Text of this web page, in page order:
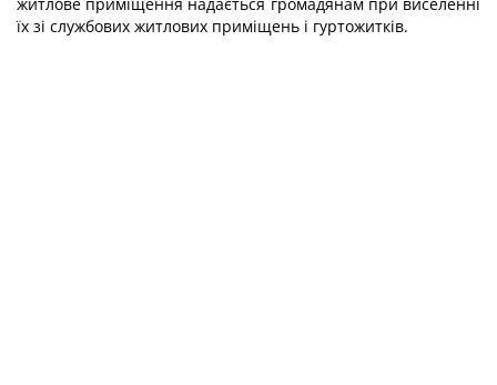
їх зі службових житлових приміщень і гуртожитків.